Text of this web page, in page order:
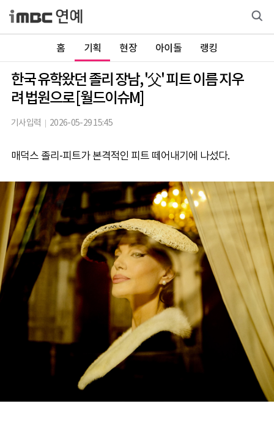
홈 기획 현장 아이돌 랭킹
한국 유학왔던 졸리 장남, '父' 피트 이름 지우
려 법원으로 [월드이슈M]
기사입력 2026-05-29 15:45
매덕스 졸리-피트가 본격적인 피트 떼어내기에 나섰다.